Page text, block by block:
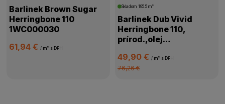
Barlinek Brown Sugar
Herringbone 110
1WC000030
61,94 €/ m² s DPH
Skladom 195.5 m²
Barlinek Dub Vivid
Herringbone 110,
prírod.,olej
mikro,1WC000058
49,90 € / m² s DPH
76,26 €